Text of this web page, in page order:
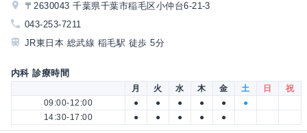
〒2630043 千葉県千葉市稲毛区小仲台6-21-3
043-253-7211
JR東日本 総武線 稲毛駅 徒歩 5分
内科 診療時間
月 火 水 木 金 土 日
祝
09:00-12:00
● ● ● ● ●
●
14:30-17:00
● ● ● ● ●